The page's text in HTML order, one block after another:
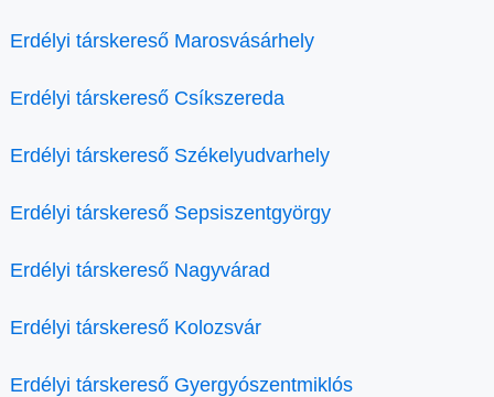
Erdélyi társkereső Marosvásárhely
Erdélyi társkereső Csíkszereda
Erdélyi társkereső Székelyudvarhely
Erdélyi társkereső Sepsiszentgyörgy
Erdélyi társkereső Nagyvárad
Erdélyi társkereső Kolozsvár
Erdélyi társkereső Gyergyószentmiklós